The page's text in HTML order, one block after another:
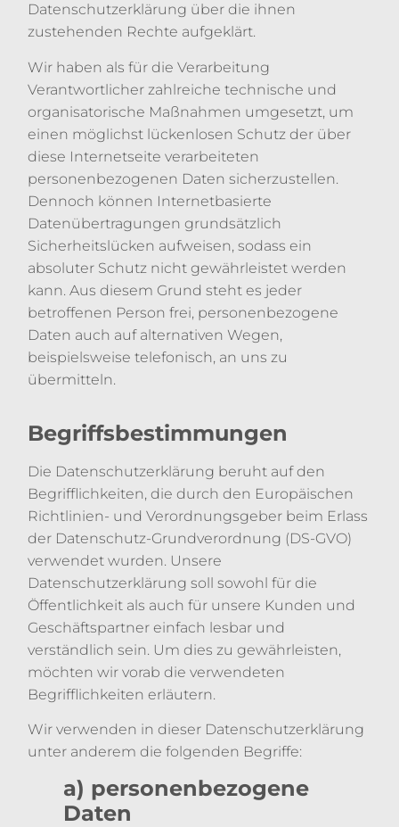
Datenschutzerklärung über die ihnen
zustehenden Rechte aufgeklärt.
Wir haben als für die Verarbeitung
Verantwortlicher zahlreiche technische und
organisatorische Maßnahmen umgesetzt, um
einen möglichst lückenlosen Schutz der über
diese Internetseite verarbeiteten
personenbezogenen Daten sicherzustellen.
Dennoch können Internetbasierte
Datenübertragungen grundsätzlich
Sicherheitslücken aufweisen, sodass ein
absoluter Schutz nicht gewährleistet werden
kann. Aus diesem Grund steht es jeder
betroffenen Person frei, personenbezogene
Daten auch auf alternativen Wegen,
beispielsweise telefonisch, an uns zu
übermitteln.
Begriffsbestimmungen
Die Datenschutzerklärung beruht auf den
Begrifflichkeiten, die durch den Europäischen
Richtlinien- und Verordnungsgeber beim Erlass
der Datenschutz-Grundverordnung (DS-GVO)
verwendet wurden. Unsere
Datenschutzerklärung soll sowohl für die
Öffentlichkeit als auch für unsere Kunden und
Geschäftspartner einfach lesbar und
verständlich sein. Um dies zu gewährleisten,
möchten wir vorab die verwendeten
Begrifflichkeiten erläutern.
Wir verwenden in dieser Datenschutzerklärung
unter anderem die folgenden Begriffe:
a) personenbezogene
Daten